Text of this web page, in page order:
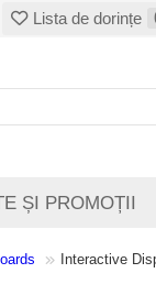
Lista de dorințe
ȘI PROMOȚII
Interactive